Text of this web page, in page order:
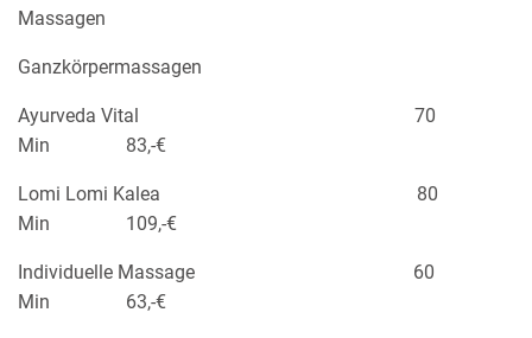
Massagen
Ganzkörpermassagen
Ayurveda Vital 70
Min 83,-€
Lomi Lomi Kalea 80
Min 109,-€
Individuelle Massage 60
Min 63,-€